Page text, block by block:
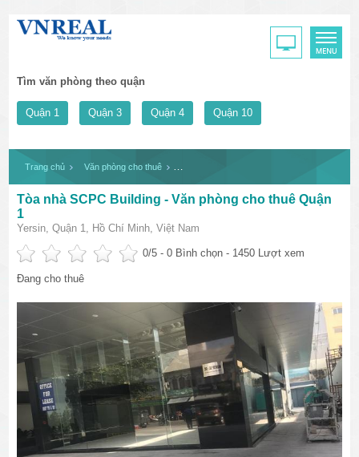
Tìm văn phòng theo quận
Quận 1 Quận 3 Quận 4 Quận 10
Trang chủ Văn phòng cho thuê
Tòa nhà SCPC Building - Văn phòng cho thuê Quận
1
Yersin, Quận 1, Hồ Chí Minh, Việt Nam
0/5 -0 Bình chọn - 1450 Lượt xem
Đang cho thuê